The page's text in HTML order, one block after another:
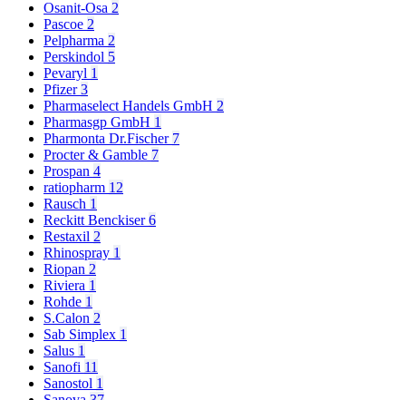
Osanit-Osa 2
Pascoe 2
Pelpharma 2
Perskindol 5
Pevaryl 1
Pfizer3
Pharmaselect Handels GmbH 2
Pharmasgp GmbH 1
Pharmonta Dr.Fischer 7
Procter & Gamble 7
Prospan 4
ratiopharm 12
Rausch 1
Reckitt Benckiser6
Restaxil 2
Rhinospray 1
Riopan 2
Riviera 1
Rohde 1
S.Calon 2
Sab Simplex 1
Salus 1
Sanofi 11
Sanostol 1